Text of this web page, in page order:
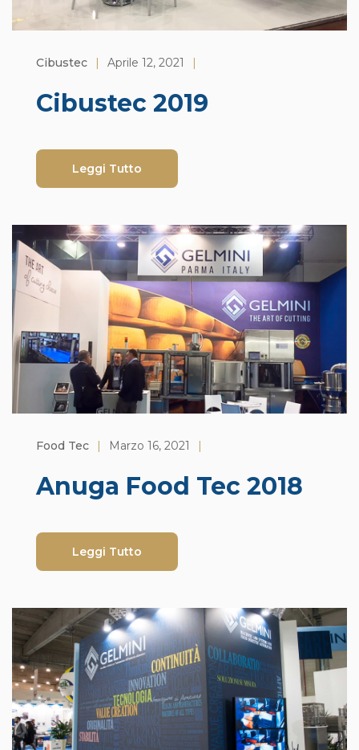
Cibustec | Aprile 12, 2021 |
Cibustec 2019
Leggi Tutto
Food Tec | Marzo 16, 2021 |
Anuga Food Tec 2018
Leggi Tutto